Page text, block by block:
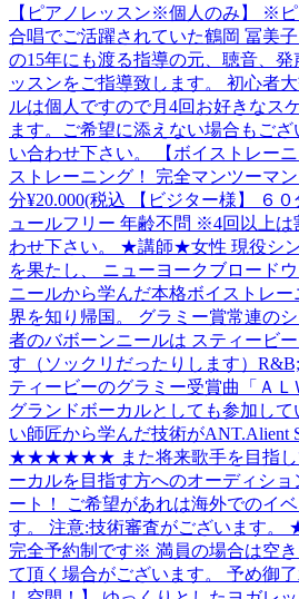
【ピアノレッスン※個人のみ】 ※
合唱でご活躍されていた鶴岡 冨美
の15年にも渡る指導の元、聴音、
ッスンをご指導致します。 初心者
ルは個人ですので月4回お好きなス
ます。ご希望に添えない場合もご
い合わせ下さい。 【ボイストレー
ストレーニング！ 完全マンツーマ
分¥20.000(税込 【ビジター様】 ６
ュールフリー 年齢不問 ※4回以上
わせ下さい。 ★講師★女性 現役シ
を果たし、 ニューヨークブロード
ニールから学んだ本格ボイストレ
界を知り帰国。 グラミー賞常連の
者のバボーンニールは スティービ
す（ソックリだったりします）
ティービーのグラミー受賞曲「Ａ
グランドボーカルとしても参加し
い師匠から学んだ技術がANT.Alient
★★★★★★ また将来歌手を目指し
ーカルを目指す方へのオーディシ
ート！ ご希望があれは海外でのイ
す。 注意:技術審査がございま
完全予約制です※ 満員の場合は空
て頂く場合がございます。 予め御